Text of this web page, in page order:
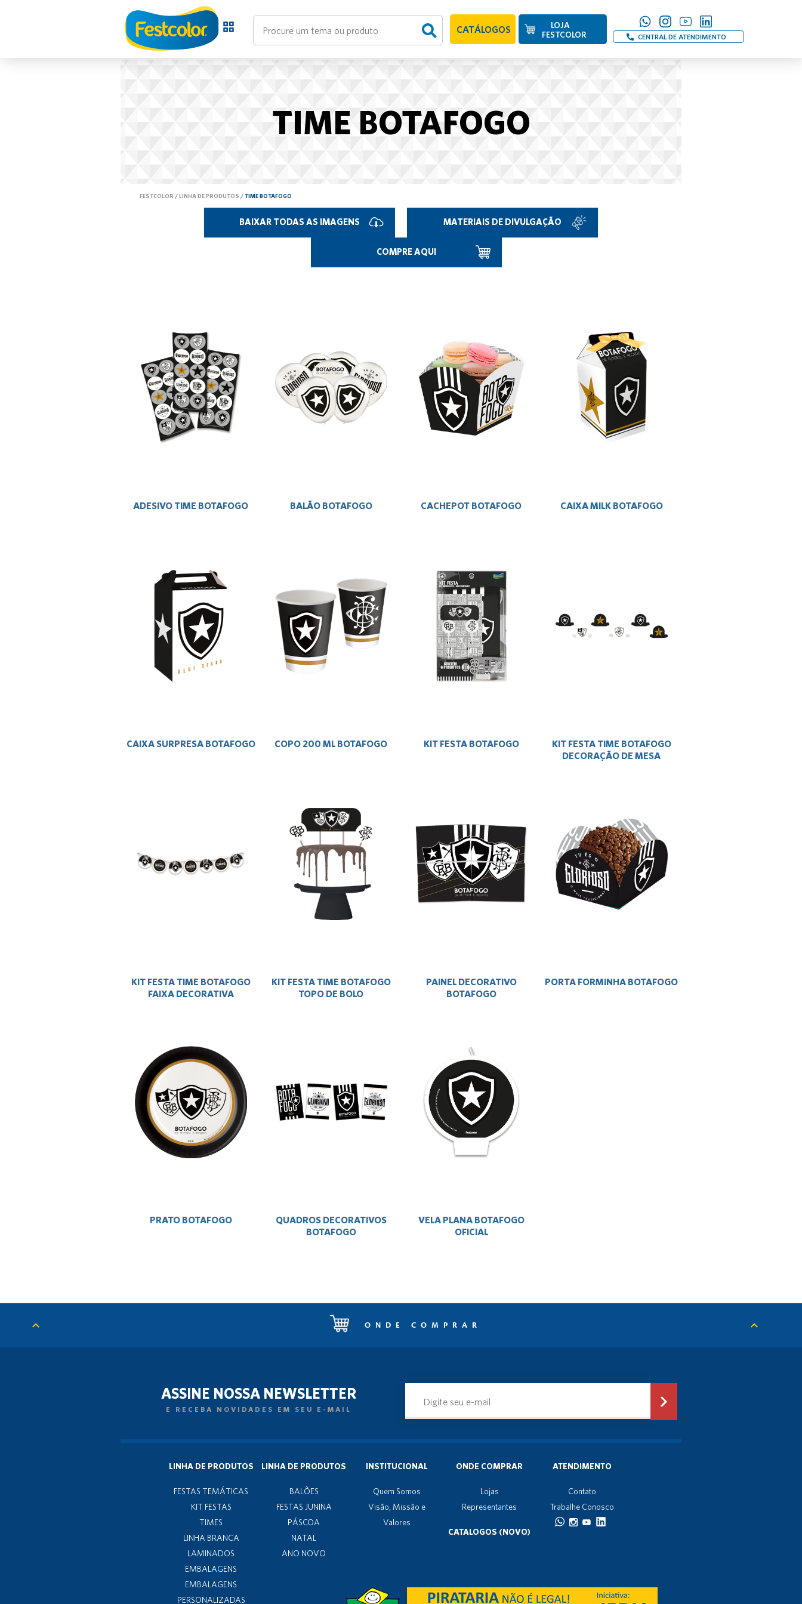
CATÁLOGOS
LOJA
FESTCOLOR
CENTRAL DE ATENDIMENTO
TIME BOTAFOGO
FESTCOLOR /LINHA DE PRODUTOS /TIME BOTAFOGO
BAIXAR TODAS AS IMAGENS MATERIAIS DE DIVULGAÇÃO
COMPRE AQUI
ADESIVO TIME BOTAFOGO BALÃO BOTAFOGO CACHEPOT BOTAFOGO CAIXA MILK BOTAFOGO
CAIXA SURPRESA BOTAFOGO COPO 200 ML BOTAFOGO KIT FESTA BOTAFOGO
KIT FESTA TIME BOTAFOGO
DECORAÇÃO DE MESA
KIT FESTA TIME BOTAFOGO
FAIXA DECORATIVA
KIT FESTA TIME BOTAFOGO
TOPO DE BOLO
PAINEL DECORATIVO
BOTAFOGO
PORTA FORMINHA BOTAFOGO
PRATO BOTAFOGO
QUADROS DECORATIVOS
BOTAFOGO
VELA PLANA BOTAFOGO
OFICIAL
ONDE COMPRAR
ASSINE NOSSA NEWSLETTER
E RECEBA NOVIDADES EM SEU E-MAIL
LINHA DE PRODUTOS
FESTAS TEMÁTICAS
KIT FESTAS
TIMES
LINHA BRANCA
LAMINADOS
EMBALAGENS
EMBALAGENS
PERSONALIZADAS
LINHA DE PRODUTOS
BALÕES
FESTAS JUNINA
PÁSCOA
NATAL
ANO NOVO
INSTITUCIONAL
Quem Somos
Visão, Missão e
Valores
ONDE COMPRAR
Lojas
Representantes
ATENDIMENTO
Contato
Trabalhe Conosco
CATALOGOS (NOVO)